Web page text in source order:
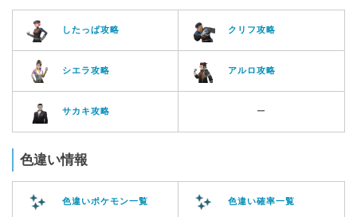
したっぱ攻略 クリフ攻略
シエラ攻略 アルロ攻略
サカキ攻略 ー
色違い情報
色違いポケモン一覧 色違い確率一覧